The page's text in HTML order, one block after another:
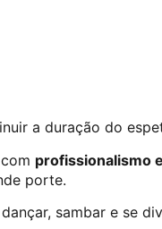
a duração do
profissionalismo
porte.
sambar e se